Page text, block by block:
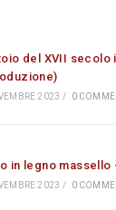
del XVII secolo
2023 / 0
in legno massello
2023 / 0